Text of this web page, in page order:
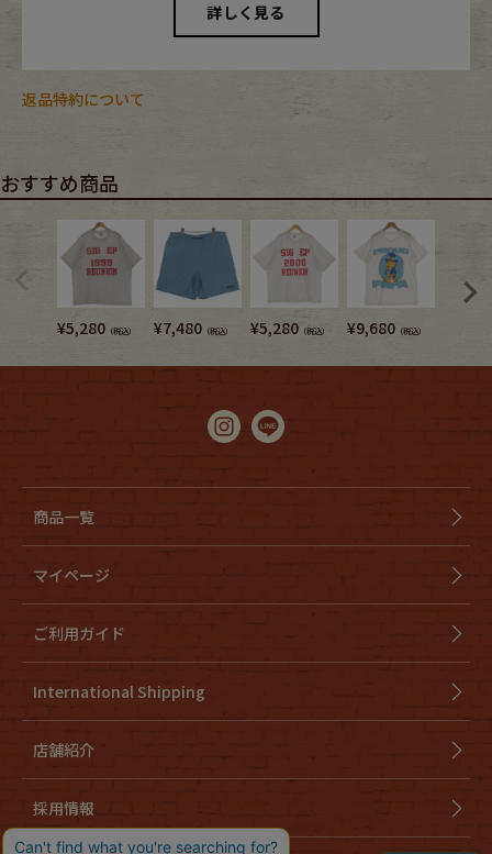
詳しく見る
返品特約について
おすすめ商品
¥5,280 （税込） ¥7,480 （税込） ¥5,280 （税込） ¥9,680 （税込）
商品一覧
マイページ
ご利用ガイド
International Shipping
店舗紹介
採用情報